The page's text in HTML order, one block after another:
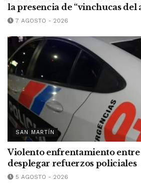
la presencia de “vinchucas del
7 AGOSTO - 2026
SAN MARTÍN
Violento enfrentamiento entre
desplegar refuerzos policiales
5 AGOSTO - 2026